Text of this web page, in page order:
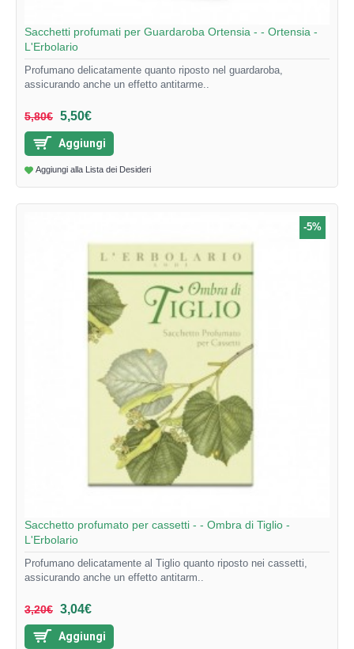
Sacchetti profumati per Guardaroba Ortensia - - Ortensia -
L'Erbolario
Profumano delicatamente quanto riposto nel guardaroba,
assicurando anche un effetto antitarme..
5,80€ 5,50€
Aggiungi
Aggiungi alla Lista dei Desideri
-5%
Sacchetto profumato per cassetti - - Ombra di Tiglio -
L'Erbolario
Profumano delicatamente al Tiglio quanto riposto nei cassetti,
assicurando anche un effetto antitarm..
3,20€ 3,04€
Aggiungi